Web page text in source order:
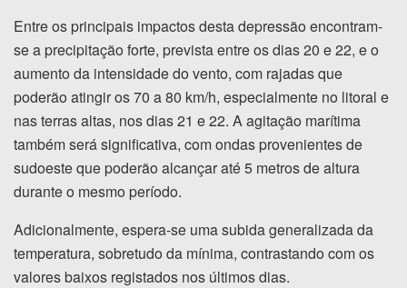
Entre os principais impactos desta depressão encontram-
se a precipitação forte, prevista entre os dias 20 e 22, e o
aumento da intensidade do vento, com rajadas que
poderão atingir os 70 a 80 km/h, especialmente no litoral e
nas terras altas, nos dias 21 e 22. A agitação marítima
também será significativa, com ondas provenientes de
sudoeste que poderão alcançar até 5 metros de altura
durante o mesmo período.
Adicionalmente, espera-se uma subida generalizada da
temperatura, sobretudo da mínima, contrastando com os
valores baixos registados nos últimos dias.